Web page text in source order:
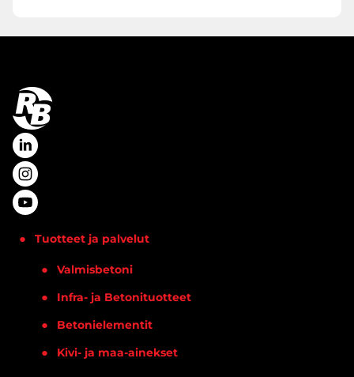
Tuotteet ja palvelut
Valmisbetoni
Infra- ja Betonituotteet
Betonielementit
Kivi- ja maa-ainekset